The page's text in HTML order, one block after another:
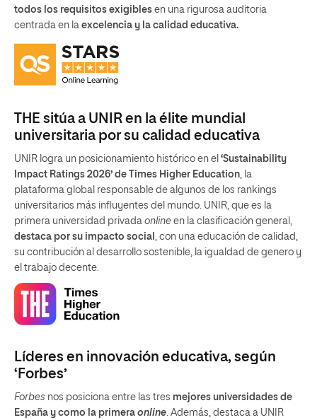
todos los requisitos exigibles en una rigurosa auditoria
centrada en la excelencia y la calidad educativa.
THE sitúa a UNIR en la élite mundial
universitaria por su calidad educativa
UNIR logra un posicionamiento histórico en el ‘Sustainability
Impact Ratings 2026’ de Times Higher Education, la
plataforma global responsable de algunos de los rankings
universitarios más influyentes del mundo. UNIR, que es la
primera universidad privada online en la clasificación general,
destaca por su impacto social , con una educación de calidad,
su contribución al desarrollo sostenible, la igualdad de genero y
el trabajo decente.
Líderes en innovación educativa, según
‘Forbes’
Forbes nos posiciona entre las tres mejores universidades de
España y como la primera online . Además, destaca a UNIR